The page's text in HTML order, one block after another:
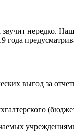
нередко.
выгод за